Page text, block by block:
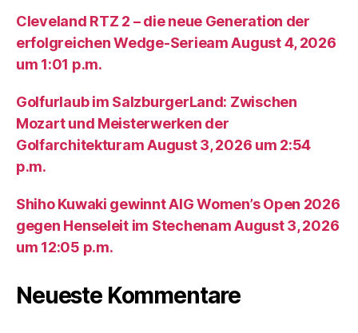
Cleveland RTZ 2 – die neue Generation der
erfolgreichen Wedge-Serieam August 4, 2026
um 1:01 p.m.
Golfurlaub im SalzburgerLand: Zwischen
Mozart und Meisterwerken der
Golfarchitekturam August 3, 2026 um 2:54
p.m.
Shiho Kuwaki gewinnt AIG Women’s Open 2026
gegen Henseleit im Stechenam August 3, 2026
um 12:05 p.m.
Neueste Kommentare